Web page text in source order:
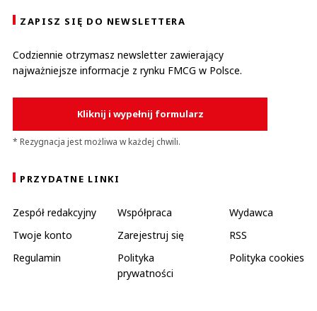
ZAPISZ SIĘ DO NEWSLETTERA
Codziennie otrzymasz newsletter zawierający
najważniejsze informacje z rynku FMCG w Polsce.
Kliknij i wypełnij formularz
* Rezygnacja jest możliwa w każdej chwili.
PRZYDATNE LINKI
Zespół redakcyjny Współpraca
Wydawca
Twoje konto
Zarejestruj się
RSS
Regulamin
Polityka
prywatności
Polityka cookies